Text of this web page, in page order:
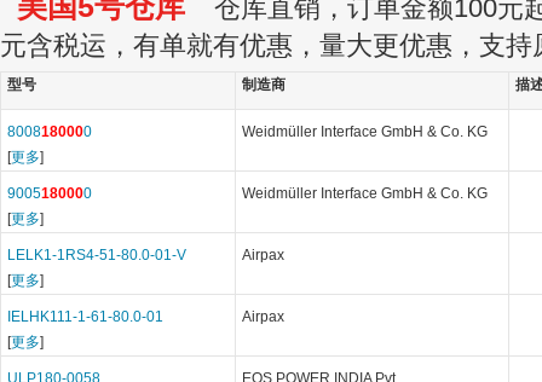
仓库直销，订单金额100元
元含税运，有单就有优惠，量大更优惠，支持
型号 制造商 描
8008180000
[更多]
Weidmüller Interface GmbH & Co. KG
9005180000
[更多]
Weidmüller Interface GmbH & Co. KG
LELK1-1RS4-51-80.0-01-V
[更多]
Airpax
IELHK111-1-61-80.0-01
[更多]
Airpax
ULP180-0058
EOS POWER INDIA Pvt